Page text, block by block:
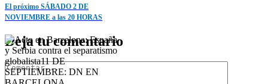
El próximo SÁBADO 2 DE
NOVIEMBRE a las 20 HORAS
Deja tu comentario
Comentar